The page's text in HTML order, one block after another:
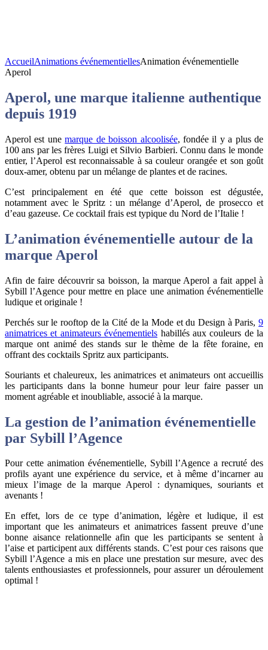
AccueilAnimations événementiellesAnimation événementielle
Aperol
Aperol, une marque italienne authentique
depuis 1919
Aperol est unemarque de boisson alcoolisée, fondée il y a plus de
100 ans par les frères Luigi et Silvio Barbieri. Connu dans le monde
entier, l’Aperol est reconnaissable à sa couleur orangée et son goût
doux-amer, obtenu par un mélange de plantes et de racines.
C’est principalement en été que cette boisson est dégustée,
notamment avec le Spritz : un mélange d’Aperol, de prosecco et
d’eau gazeuse. Ce cocktail frais est typique du Nord de l’Italie !
L’animation événementielle autour de la
marque Aperol
Afin de faire découvrir sa boisson, la marque Aperol a fait appel à
Sybill l’Agence pour mettre en place une animation événementielle
ludique et originale !
Perchés sur le rooftop de la Cité de la Mode et du Design à Paris, 9
animatrices et animateurs événementiels habillés aux couleurs de la
marque ont animé des stands sur le thème de la fête foraine, en
offrant des cocktails Spritz aux participants.
Souriants et chaleureux, les animatrices et animateurs ont accueillis
les participants dans la bonne humeur pour leur faire passer un
moment agréable et inoubliable, associé à la marque.
La gestion de l’animation événementielle
par Sybill l’Agence
Pour cette animation événementielle, Sybill l’Agence a recruté des
profils ayant une expérience du service, et à même d’incarner au
mieux l’image de la marque Aperol : dynamiques, souriants et
avenants !
En effet, lors de ce type d’animation, légère et ludique, il est
important que les animateurs et animatrices fassent preuve d’une
bonne aisance relationnelle afin que les participants se sentent à
l’aise et participent aux différents stands. C’est pour ces raisons que
Sybill l’Agence a mis en place une prestation sur mesure, avec des
talents enthousiastes et professionnels, pour assurer un déroulement
optimal !